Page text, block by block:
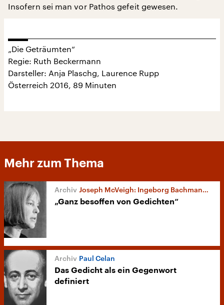
Insofern sei man vor Pathos gefeit gewesen.
„Die Geträumten“
Regie: Ruth Beckermann
Darsteller: Anja Plaschg, Laurence Rupp
Österreich 2016, 89 Minuten
Mehr zum Thema
Joseph McVeigh: Ingeborg Bachmanns Wien 1946 – 1953
„Ganz besoffen von Gedichten“
Paul Celan
Das Gedicht als ein Gegenwort
definiert